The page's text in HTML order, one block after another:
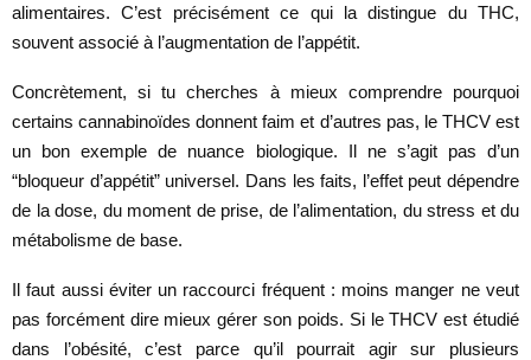
alimentaires. C’est précisément ce qui la distingue du THC,
souvent associé à l’augmentation de l’appétit.
Concrètement, si tu cherches à mieux comprendre pourquoi
certains cannabinoïdes donnent faim et d’autres pas, le THCV est
un bon exemple de nuance biologique. Il ne s’agit pas d’un
“bloqueur d’appétit” universel. Dans les faits, l’effet peut dépendre
de la dose, du moment de prise, de l’alimentation, du stress et du
métabolisme de base.
Il faut aussi éviter un raccourci fréquent : moins manger ne veut
pas forcément dire mieux gérer son poids. Si le THCV est étudié
dans l’obésité, c’est parce qu’il pourrait agir sur plusieurs